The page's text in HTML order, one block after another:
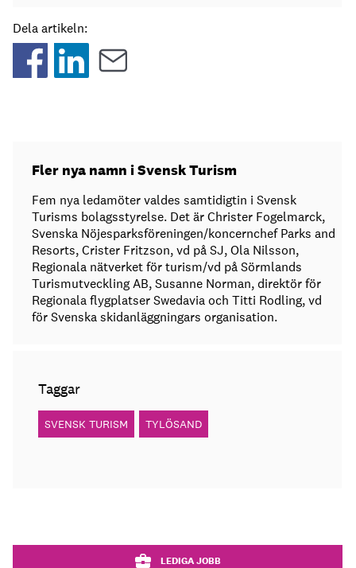
Dela artikeln:
Fler nya namn i Svensk Turism
Fem nya ledamöter valdes samtidigtin i Svensk
Turisms bolagsstyrelse. Det är Christer Fogelmarck,
Svenska Nöjesparksföreningen/koncernchef Parks and
Resorts, Crister Fritzson, vd på SJ, Ola Nilsson,
Regionala nätverket för turism/vd på Sörmlands
Turismutveckling AB, Susanne Norman, direktör för
Regionala flygplatser Swedavia och Titti Rodling, vd
för Svenska skidanläggningars organisation.
Taggar
SVENSK TURISM TYLÖSAND
LEDIGA JOBB